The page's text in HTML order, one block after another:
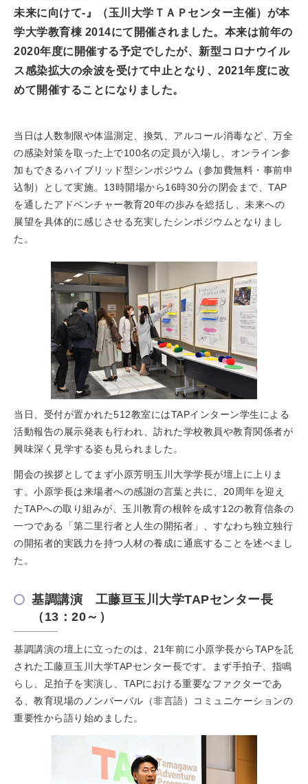
未来に向けて-』（玉川大学ＴＡＰセンター主催）が本
学大学教育棟 2014にて開催されました。本来は前年の
2020年度に開催する予定でしたが、新型コロナウイル
ス感染拡大の余波を受けて中止となり、2021年度に改
めて開催することになりました。
当日は人数制限や体温測定、換気、アルコール消毒など、万全
の感染対策を取った上で100名の定員が入場し、オンライン参
加もできるハイブリッド型シンポジウム（参加費無料・事前申
込制）として実施。13時開場から16時30分の閉会まで、TAP
を通したアドベンチャー教育20年の歩みを総括し、未来への
展望を具体的に感じさせる充実したシンポジウムとなりまし
た。
当日、受付が置かれた512教室にはTAPインターン学生による
活動報告の展示発表も行われ、訪れた学校教員や教育関係者が
興味深く見学する姿も見られました。
開会の挨拶としてまず小原芳明玉川大学学長が壇上に上りま
す。小原学長は来場者への感謝の言葉と共に、20周年を迎え
たTAPへの取り組みが、玉川教育の根幹を成す12の教育信条の
一つである「第二里行者と人生の開拓者」、すなわち独立独行
の開拓者的実践力を持つ人材の養成に通底することを述べまし
た。
基調講演 工藤亘玉川大学TAPセンター長
（13：20～）
基調講演の壇上に立ったのは、21年前に小原学長からTAPを託
された工藤亘玉川大学TAPセンター長です。まず手拍子、指鳴
らし、足拍子を実演し、TAPにおける重要なファクターであ
る、教育現場のノンバーバル（非言語）コミュニケーションの
重要性から語り始めました。